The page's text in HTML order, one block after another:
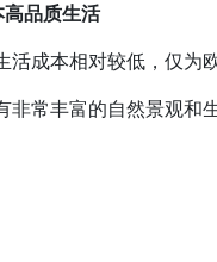
品质生活
成本相对较低，仅为
常丰富的自然景观和生